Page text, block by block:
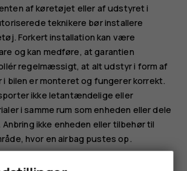
af køretøjet eller af udstyret i
teknikere bør installere
Forkert installation kan være
og kan medføre, at garantien
regelmæssigt, at alt udstyr i form af
bilen er monteret og fungerer korrekt.
ikke letantændelige eller
i samme rum som enheden eller dele
ikke enheden eller tilbehør til
hvor en airbag pustes op.